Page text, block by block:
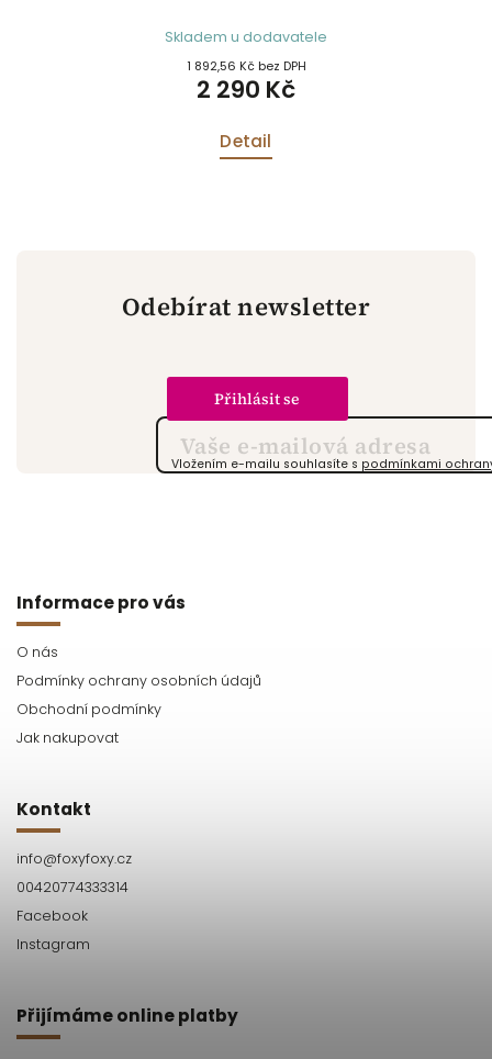
Skladem u dodavatele
1 892,56 Kč bez DPH
2 290 Kč
Detail
Odebírat newsletter
Vložením e-mailu souhlasíte s podmínkami
Přihlásit se
Informace pro vás
O nás
Podmínky ochrany osobních údajů
Obchodní podmínky
Jak nakupovat
Kontakt
info@foxyfoxy.cz
00420774333314
Facebook
Instagram
Přijímáme online platby